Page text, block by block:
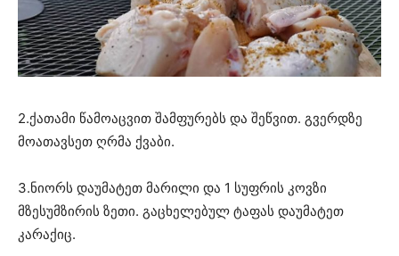
2.ქათამი წამოაცვით შამფურებს და შეწვით. გვერდზე
მოათავსეთ ღრმა ქვაბი.
3.ნიორს დაუმატეთ მარილი და 1 სუფრის კოვზი
მზესუმზირის ზეთი. გაცხელებულ ტაფას დაუმატეთ
კარაქიც.